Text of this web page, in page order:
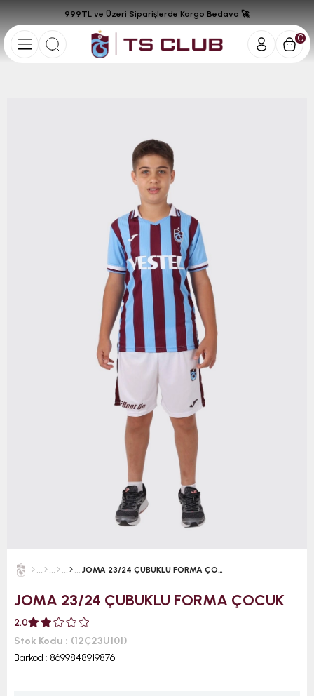
0
999TL ve Üzeri Siparişlerde Kargo Bedava 🚀
JOMA 23/24 ÇUBUKLU FORMA ÇOCUK
JOMA 23/24 ÇUBUKLU FORMA ÇOCUK
2.0
Stok Kodu
(12Ç23U101)
Barkod : 8699848919876